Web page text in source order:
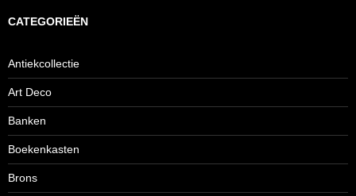
CATEGORIEËN
Antiekcollectie
Art Deco
Banken
Boekenkasten
Brons